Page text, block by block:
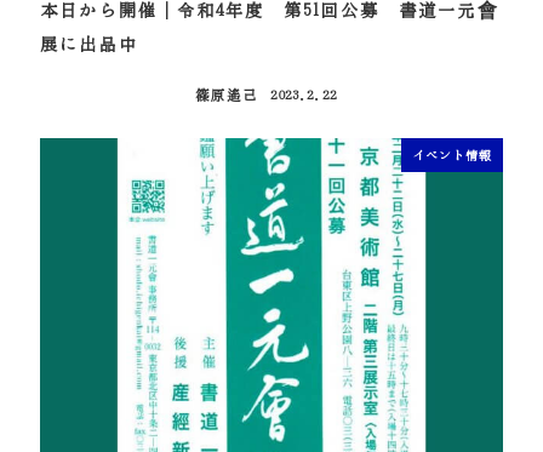
本日から開催｜令和4年度 第51回公募 書道一元會
展に出品中
篠原遙己
2023.2.22
イベント情報